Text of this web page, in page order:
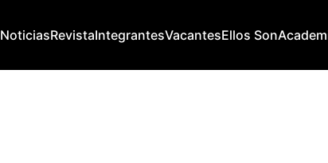
NoticiasRevistaIntegrantesVacantesEllos Son